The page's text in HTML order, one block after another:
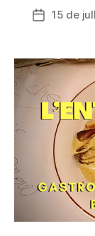
do
post
Data15 de